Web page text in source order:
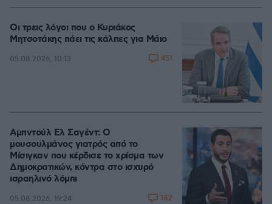
Οι τρεις λόγοι που ο Κυριάκος
Μητσοτάκης πάει τις κάλπες για Μάιο
05.08.2026, 10:13 451
Αμπντούλ Ελ Σαγέντ: Ο
μουσουλμάνος γιατρός από το
Μίσιγκαν που κέρδισε το χρίσμα των
Δημοκρατικών, κόντρα στο ισχυρό
ισραηλινό λόμπι
05.08.2026, 19:24 182